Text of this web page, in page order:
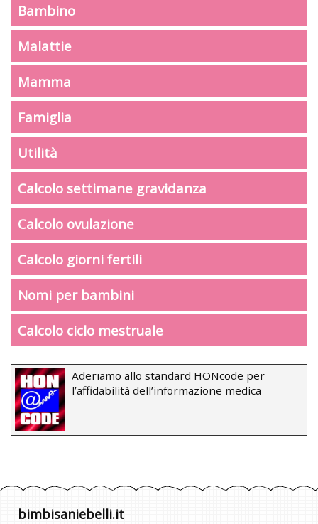
Bambino
Malattie
Mamma
Famiglia
Utilità
Calcolo settimane gravidanza
Calcolo ovulazione
Calcolo giorni fertili
Nomi per bambini
Calcolo ciclo mestruale
Aderiamo allo standard HONcode per
l’affidabilità dell’informazione medica
bimbisaniebelli.it